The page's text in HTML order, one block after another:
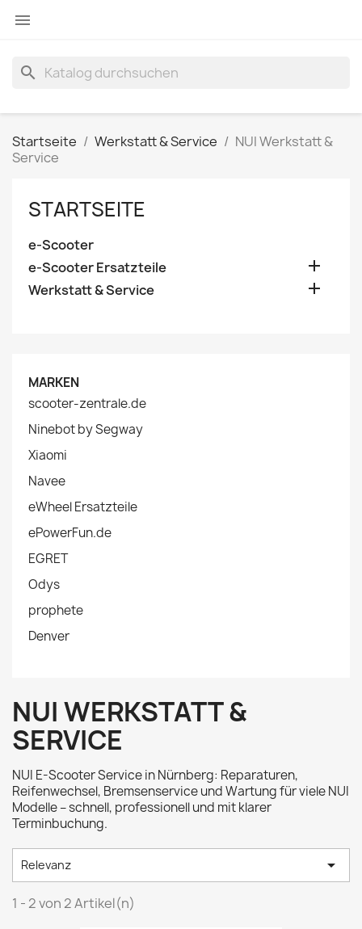

search
Startseite Werkstatt & Service
NUI Werkstatt &
Service
STARTSEITE
e-Scooter
e-Scooter Ersatzteile

Werkstatt & Service 
MARKEN
scooter-zentrale.de
Ninebot by Segway
Xiaomi
Navee
eWheel Ersatzteile
ePowerFun.de
EGRET
Odys
prophete
Denver
NUI WERKSTATT &
SERVICE
NUI E-Scooter Service in Nürnberg: Reparaturen,
Reifenwechsel, Bremsenservice und Wartung für viele NUI
Modelle – schnell, professionell und mit klarer
Terminbuchung.
Relevanz 
1 - 2 von 2 Artikel(n)